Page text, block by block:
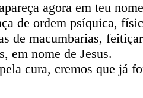
agora em teu
de ordem psíquica,
de macumbarias,
em nome de Jesus.
cura, cremos que já